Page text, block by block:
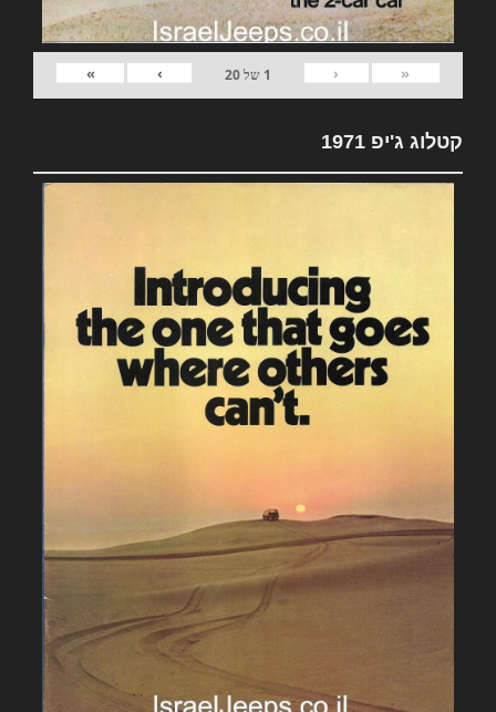
«
‹
1 של20
›
»
קטלוג ג'יפ 1971